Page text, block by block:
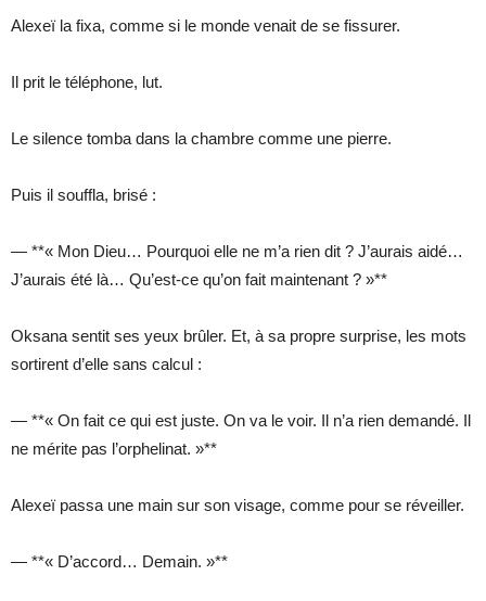
Alexeï la fixa, comme si le monde venait de se fissurer.
Il prit le téléphone, lut.
Le silence tomba dans la chambre comme une pierre.
Puis il souffla, brisé :
— **« Mon Dieu… Pourquoi elle ne m’a rien dit ? J’aurais aidé…
J’aurais été là… Qu’est-ce qu’on fait maintenant ? »**
Oksana sentit ses yeux brûler. Et, à sa propre surprise, les mots
sortirent d’elle sans calcul :
— **« On fait ce qui est juste. On va le voir. Il n’a rien demandé. Il
ne mérite pas l’orphelinat. »**
Alexeï passa une main sur son visage, comme pour se réveiller.
— **« D’accord… Demain. »**